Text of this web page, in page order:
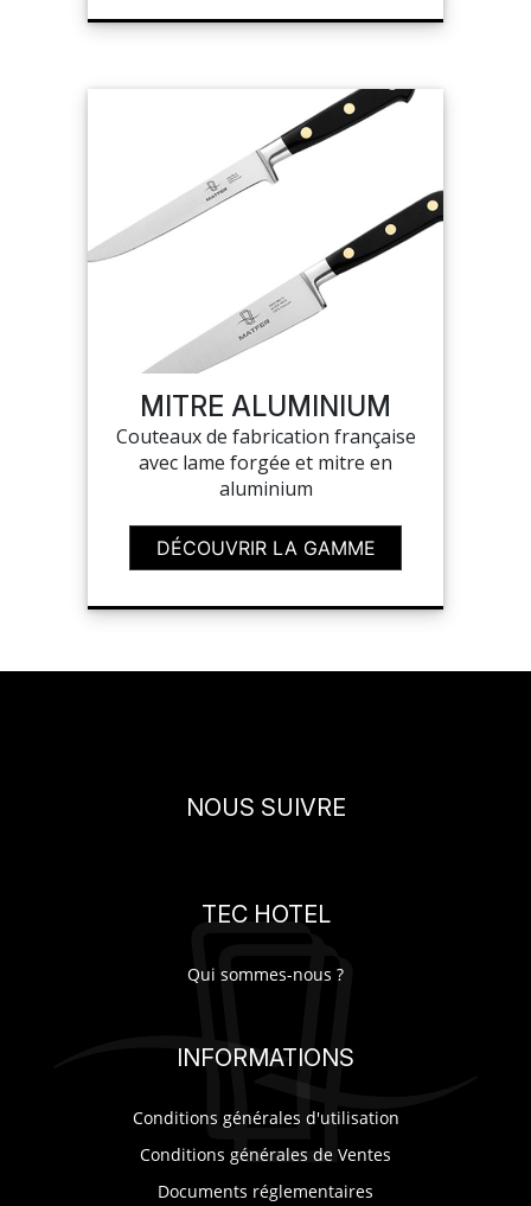
MITRE ALUMINIUM
Couteaux de fabrication française
avec lame forgée et mitre en
aluminium
DÉCOUVRIR LA GAMME
NOUS SUIVRE
TEC HOTEL
Qui sommes-nous ?
INFORMATIONS
Conditions générales d'utilisation
Conditions générales de Ventes
Documents réglementaires